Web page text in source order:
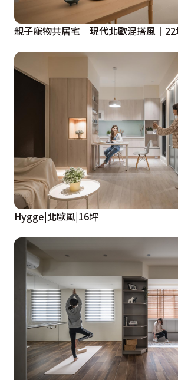
親子寵物共居宅│現代北歐混搭風│22
Hygge|北歐風|16坪